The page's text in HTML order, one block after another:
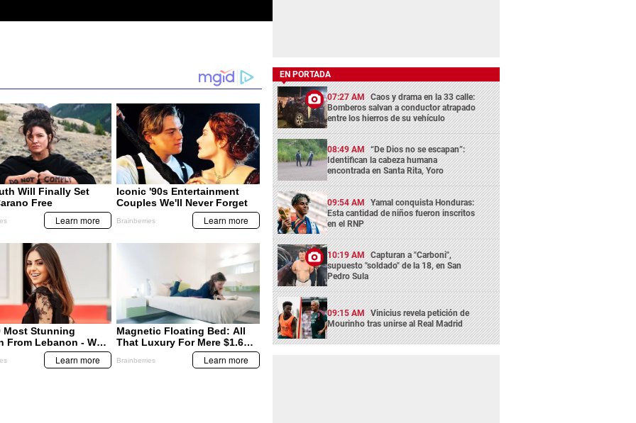
EN PORTADA
07:27 AM Caos y drama en la 33 calle:
Bomberos salvan a conductor atrapado
entre los hierros de su vehículo
08:49 AM “De Dios no se escapan”:
Identifican la cabeza humana
encontrada en Santa Rita, Yoro
09:54 AM Yamal conquista Honduras:
Esta cantidad de niños fueron inscritos
en el RNP
10:19 AM Capturan a "Carboni",
supuesto "soldado" de la 18, en San
Pedro Sula
09:15 AM Vinicius revela petición de
Mourinho tras unirse al Real Madrid